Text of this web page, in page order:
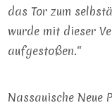
das Tor zum
wurde mit dieser
aufgestoßen.“
Nassauische Neue